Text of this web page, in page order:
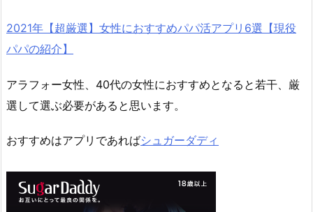
2021年【超厳選】女性におすすめパパ活アプリ6選【現役
パパの紹介】
アラフォー女性、40代の女性におすすめとなると若干、厳
選して選ぶ必要があると思います。
おすすめはアプリであればシュガーダディ